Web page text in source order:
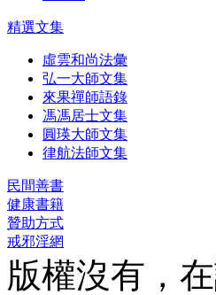
精選文集
虛雲和尚法彙
弘一大師文集
來果禪師語錄
馮馮居士文集
圓瑛大師文集
律航法師文集
民間善書
健康書籍
贊助方式
戒邪淫網
版權沒有，